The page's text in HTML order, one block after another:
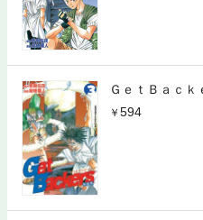
ＧｅｔＢａｃｋ
594